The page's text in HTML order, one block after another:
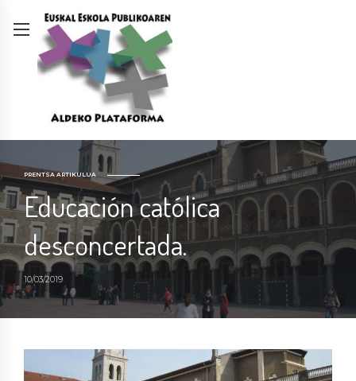
PRENTSA ARTIKULUA
Educación católica
desconcertada.
10/03/2019